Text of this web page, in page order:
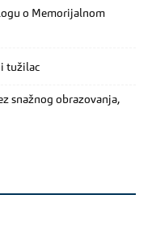
o Memorijalnom
tužilac
snažnog obrazovanja,